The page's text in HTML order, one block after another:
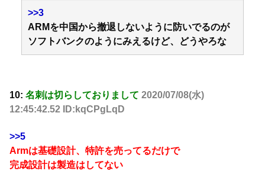
>>3
ARMを中国から撤退しないように防いでるのが
ソフトバンクのようにみえるけど、どうやろな
10: 名刺は切らしておりまして 2020/07/08(水)
12:45:42.52 ID:kqCPgLqD
>>5
Armは基礎設計、特許を売ってるだけで
完成設計は製造はしてない